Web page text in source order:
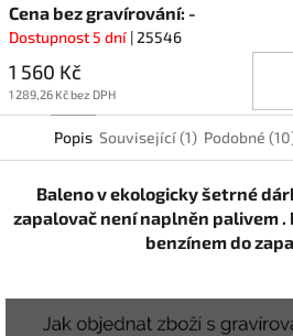
Cena bez gravírování: -
Dostupnost 5 dní | 25546
1 560 Kč
1 289,26 Kč bez DPH
Popis Související (1) Podobné
Baleno v ekologicky šetrné
zapalovač není naplněn palivem
benzínem do